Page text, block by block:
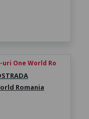
uri One World Ro
Romania